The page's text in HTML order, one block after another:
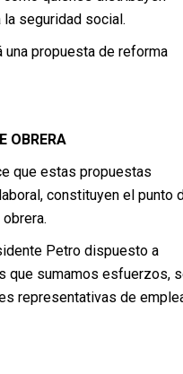
seguridad social.
propuesta de reforma
OBRERA
que estas propuestas
constituyen el punto
Petro dispuesto a
que sumamos esfuerzos,
representativas de